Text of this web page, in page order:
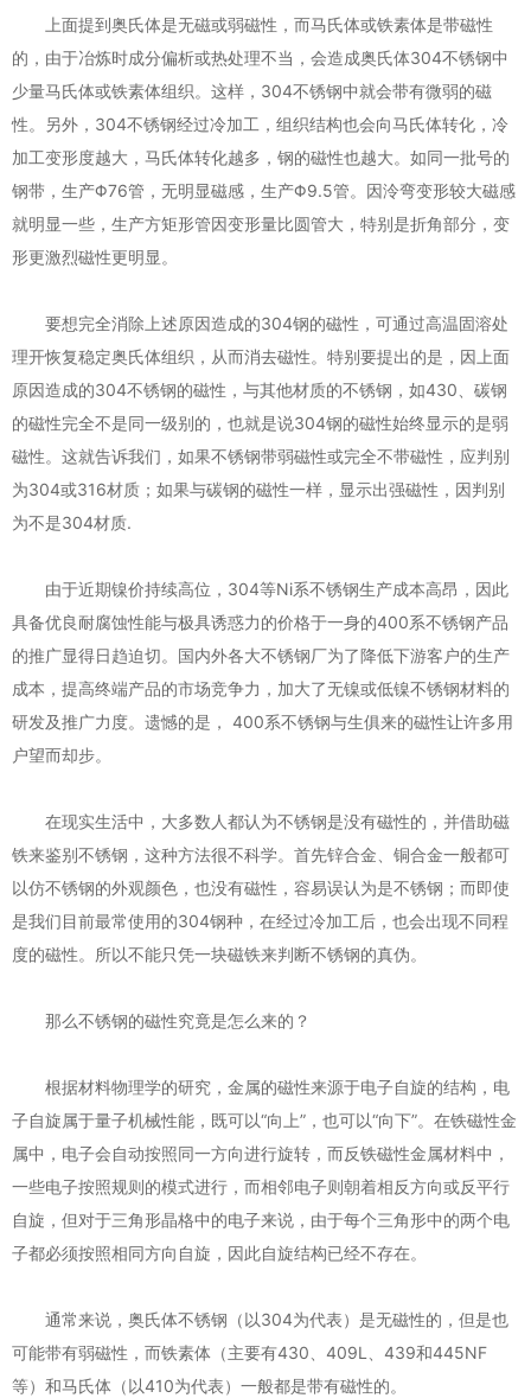
上面提到奥氏体是无磁或弱磁性，而马氏体或铁素体是带磁性
的，由于冶炼时成分偏析或热处理不当，会造成奥氏体304不锈钢中
少量马氏体或铁素体组织。这样，304不锈钢中就会带有微弱的磁
性。另外，304不锈钢经过冷加工，组织结构也会向马氏体转化，冷
加工变形度越大，马氏体转化越多，钢的磁性也越大。如同一批号的
钢带，生产Φ76管，无明显磁感，生产Φ9.5管。因泠弯变形较大磁感
就明显一些，生产方矩形管因变形量比圆管大，特别是折角部分，变
形更激烈磁性更明显。
要想完全消除上述原因造成的304钢的磁性，可通过高温固溶处
理开恢复稳定奥氏体组织，从而消去磁性。特别要提出的是，因上面
原因造成的304不锈钢的磁性，与其他材质的不锈钢，如430、碳钢
的磁性完全不是同一级别的，也就是说304钢的磁性始终显示的是弱
磁性。这就告诉我们，如果不锈钢带弱磁性或完全不带磁性，应判别
为304或316材质；如果与碳钢的磁性一样，显示出强磁性，因判别
为不是304材质.
由于近期镍价持续高位，304等Ni系不锈钢生产成本高昂，因此
具备优良耐腐蚀性能与极具诱惑力的价格于一身的400系不锈钢产品
的推广显得日趋迫切。国内外各大不锈钢厂为了降低下游客户的生产
成本，提高终端产品的市场竞争力，加大了无镍或低镍不锈钢材料的
研发及推广力度。遗憾的是， 400系不锈钢与生俱来的磁性让许多用
户望而却步。
在现实生活中，大多数人都认为不锈钢是没有磁性的，并借助磁
铁来鉴别不锈钢，这种方法很不科学。首先锌合金、铜合金一般都可
以仿不锈钢的外观颜色，也没有磁性，容易误认为是不锈钢；而即使
是我们目前最常使用的304钢种，在经过冷加工后，也会出现不同程
度的磁性。所以不能只凭一块磁铁来判断不锈钢的真伪。
那么不锈钢的磁性究竟是怎么来的？
根据材料物理学的研究，金属的磁性来源于电子自旋的结构，电
子自旋属于量子机械性能，既可以“向上”，也可以“向下”。在铁磁性金
属中，电子会自动按照同一方向进行旋转，而反铁磁性金属材料中，
一些电子按照规则的模式进行，而相邻电子则朝着相反方向或反平行
自旋，但对于三角形晶格中的电子来说，由于每个三角形中的两个电
子都必须按照相同方向自旋，因此自旋结构已经不存在。
通常来说，奥氏体不锈钢（以304为代表）是无磁性的，但是也
可能带有弱磁性，而铁素体（主要有430、409L、439和445NF
等）和马氏体（以410为代表）一般都是带有磁性的。